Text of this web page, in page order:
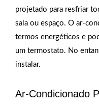
projetado para resfriar
sala ou espaço. O ar-
termos energéticos e
um termostato. No
instalar.
Ar-Condicionado